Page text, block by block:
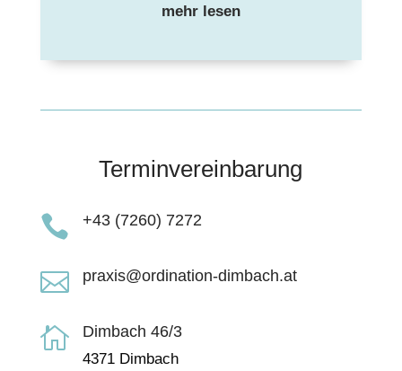
mehr lesen
Terminvereinbarung
 +43 (7260) 7272
 praxis@ordination-dimbach.at
 Dimbach 46/3
4371 Dimbach